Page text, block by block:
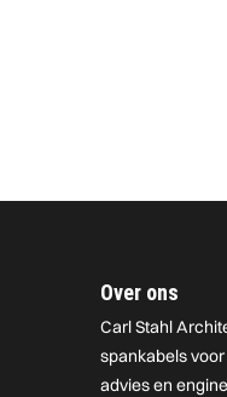
Over ons
Carl Stahl
spankabels
advies en